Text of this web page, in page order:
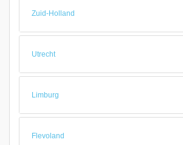
Zuid-Holland
Utrecht
Limburg
Flevoland